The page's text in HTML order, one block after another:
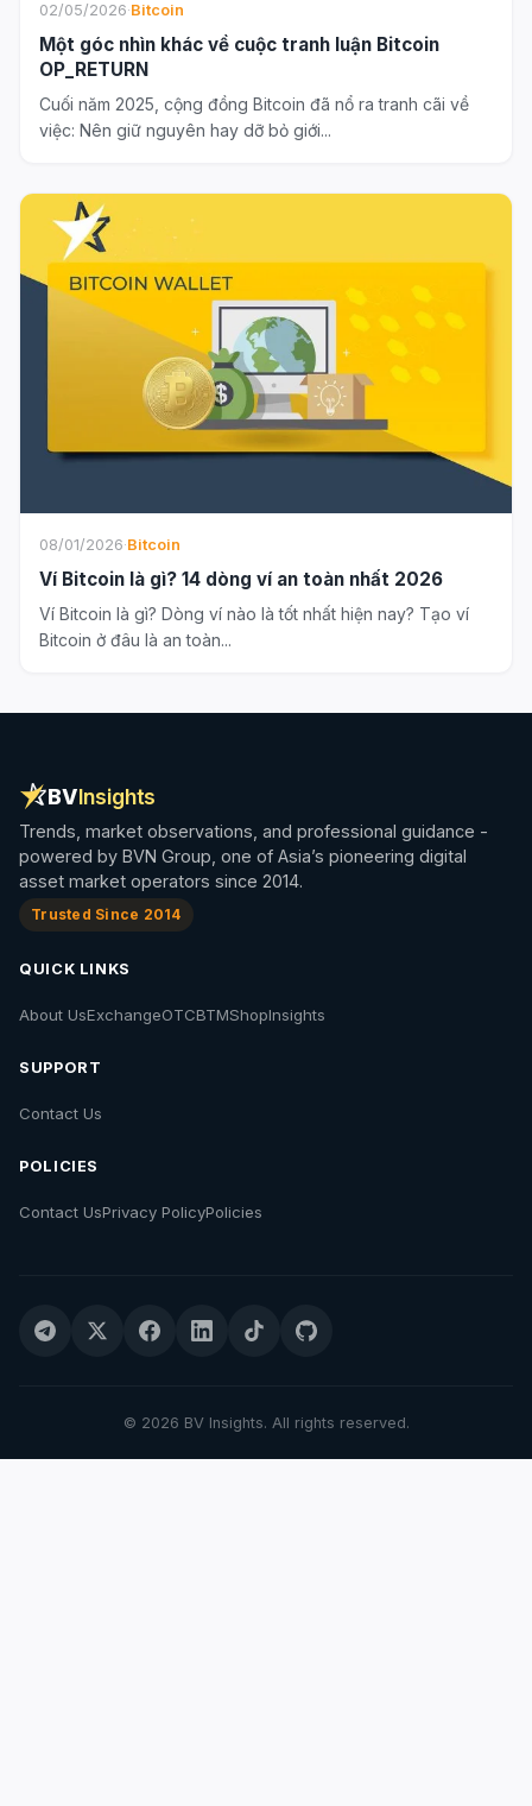
02/05/2026·Bitcoin
Một góc nhìn khác về cuộc tranh luận Bitcoin
OP_RETURN
Cuối năm 2025, cộng đồng Bitcoin đã nổ ra tranh cãi về
việc: Nên giữ nguyên hay dỡ bỏ giới...
08/01/2026·Bitcoin
Ví Bitcoin là gì? 14 dòng ví an toàn nhất 2026
Ví Bitcoin là gì? Dòng ví nào là tốt nhất hiện nay? Tạo ví
Bitcoin ở đâu là an toàn...
BVInsights
Trends, market observations, and professional guidance -
powered by BVN Group, one of Asia’s pioneering digital
asset market operators since 2014.
Trusted Since 2014
QUICK LINKS
About UsExchangeOTCBTMShopInsights
SUPPORT
Contact Us
POLICIES
Contact UsPrivacy PolicyPolicies
© 2026 BV Insights. All rights reserved.